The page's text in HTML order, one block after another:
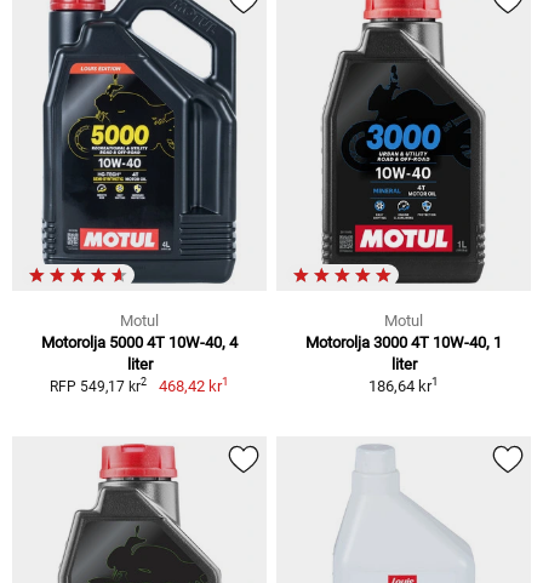
Motul
Motorolja 5000 4T 10W-40, 4
liter
RFP 549,17 kr2 468,42 kr1
Motul
Motorolja 3000 4T 10W-40, 1
liter
186,64 kr1